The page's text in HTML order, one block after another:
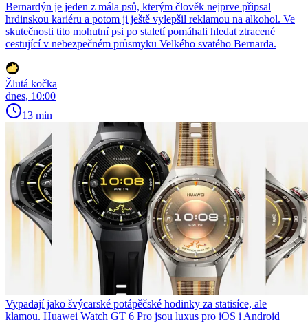
Bernardýn je jeden z mála psů, kterým člověk nejprve připsal
hrdinskou kariéru a potom ji ještě vylepšil reklamou na alkohol. Ve
skutečnosti tito mohutní psi po staletí pomáhali hledat ztracené
cestující v nebezpečném průsmyku Velkého svatého Bernarda.
Žlutá kočka
dnes, 10:00
13 min
Vypadají jako švýcarské potápěčské hodinky za statisíce, ale
klamou. Huawei Watch GT 6 Pro jsou luxus pro iOS i Android